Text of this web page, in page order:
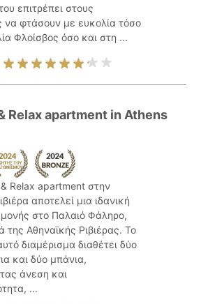
επιτρέπει στους
να φτάσουν με ευκολία τόσο
Φλοίσβος όσο και στη ...
Relax apartment in Athens
Relax apartment στην
αποτελεί μια ιδανική
στο Παλαιό Φάληρο,
της Αθηναϊκής Ριβιέρας. Το
διαμέρισμα διαθέτει δύο
και δύο μπάνια,
άνεση και
...